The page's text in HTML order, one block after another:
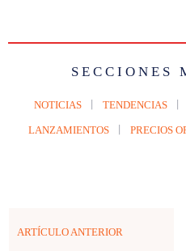
SECCIONES
NOTICIAS TENDENCIAS
LANZAMIENTOS PRECIOS
ARTÍCULO ANTERIOR